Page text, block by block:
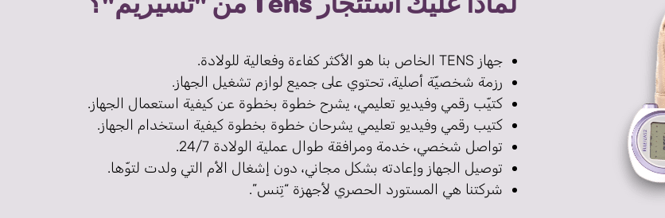
جهاز TENS الخاص بنا هو الأكثر كفاءة وفعالية للولادة.
رزمة شخصيّة أصلية، تحتوي على جميع لوازم تشغيل الجهاز.
كتيّب رقمي وفيديو تعليمي، يشرح خطوة بخطوة عن كيفية استعمال الجهاز.
كتيب رقمي وفيديو تعليمي يشرحان خطوة بخطوة كيفية استخدام الجهاز.
تواصل شخصي، خدمة ومرافقة طوال عملية الولادة 24/7.
توصيل الجهاز وإعادته بشكل مجاني، دون إشغال الأم التي ولدت لتوّها.
شركتنا هي المستورد الحصري لأجهزة “تِنس”.